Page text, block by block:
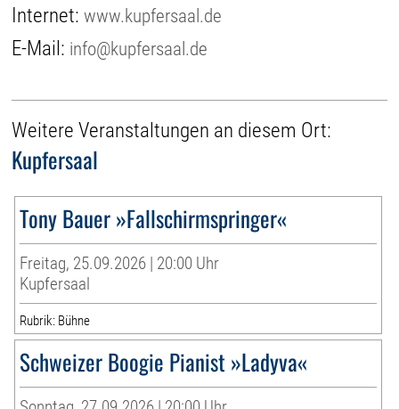
Internet:www.kupfersaal.de
E-Mail: info@kupfersaal.de
Weitere Veranstaltungen an diesem Ort:
Kupfersaal
Tony Bauer »Fallschirmspringer«
Freitag, 25.09.2026 | 20:00 Uhr
Kupfersaal
Rubrik: Bühne
Schweizer Boogie Pianist »Ladyva«